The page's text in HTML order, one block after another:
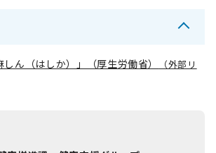
ん（はしか）」（厚生労働省）
（外部リ